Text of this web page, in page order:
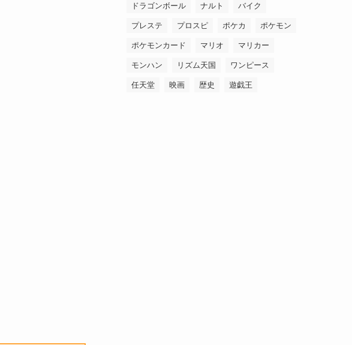
ドラゴンボール ナルト バイク
プレステ プロスピ ポケカ ポケモン
ポケモンカード マリオ マリカー
モンハン リズム天国 ワンピース
任天堂 映画 歴史 遊戯王